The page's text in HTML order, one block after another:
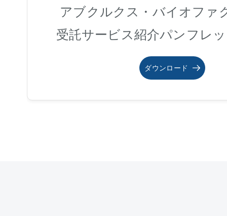
アブクルクス・バイオファ
受託サービス紹介パンフレ
ダウンロード